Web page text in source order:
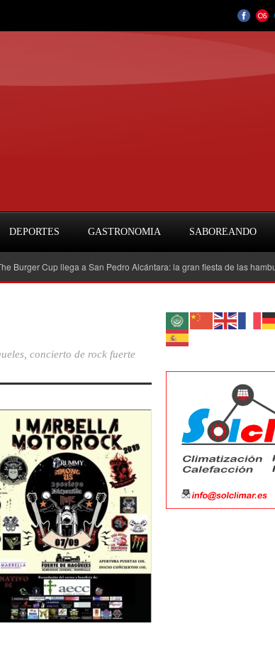
DEPORTES GASTRONOMIA SABOREANDO
Cup llega a San Pedro Alcántara: la gran fiesta de las
concierto de rock fuerte